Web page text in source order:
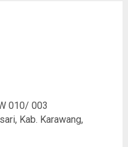
010/ 003
Kab. Karawang,